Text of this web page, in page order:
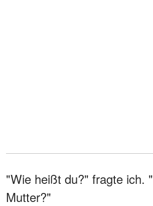
"Wie heißt du?" fragte ich.
Mutter?"